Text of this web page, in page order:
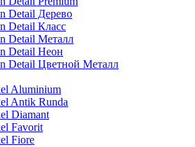
Detail Дерево
Detail Класс
Detail Металл
Detail Неон
Detail Цветной Металл
Aluminium
Antik Runda
Diamant
Favorit
Fiore